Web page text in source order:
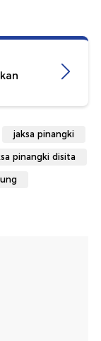
jaksa pinangki
pinangki disita